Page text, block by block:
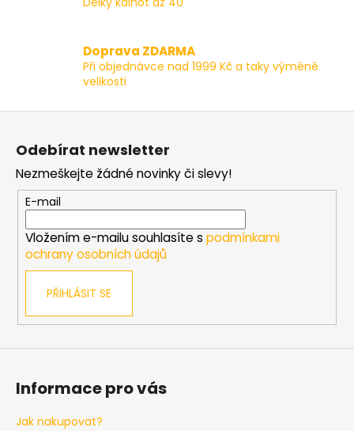
p
v
k
ý
s
u
Doprava ZDARMA
Při objednávce nad 1999 Kč a taky výměně
velikosti
Z
Odebírat newsletter
Nezmeškejte žádné novinky či slevy!
E-mail
Vložením e-mailu souhlasíte s podmínkami
ochrany osobních údajů
PŘIHLÁSIT SE
Informace pro vás
Jak nakupovat?